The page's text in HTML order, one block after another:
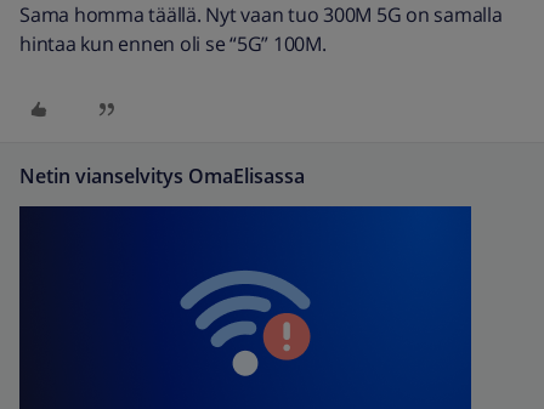
Sama homma täällä. Nyt vaan tuo 300M 5G on samalla
hintaa kun ennen oli se “5G” 100M.
Netin vianselvitys OmaElisassa